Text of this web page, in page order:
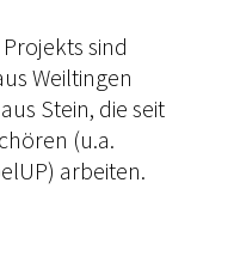
sind
Weiltingen
Stein, die seit
(u.a.
arbeiten.